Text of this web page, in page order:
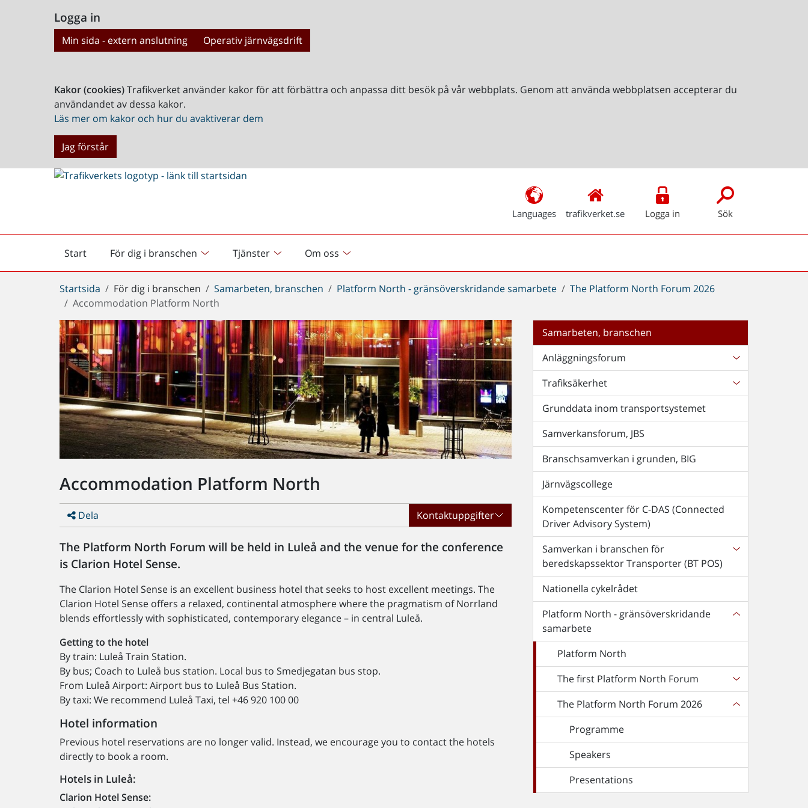
Logga in
Min sida - extern anslutning Operativ järnvägsdrift
Kakor (cookies)Trafikverket använder kakor för att förbättra och anpassa ditt besök på vår webbplats. Genom att använda webbplatsen accepterar du
användandet av dessa kakor.
Läs mer om kakor och hur du avaktiverar dem
Jag förstår
Languages trafikverket.se Logga in Sök
Start
Startsida För dig i branschen Tjänster Om oss
Du
är
här:
Startsida För dig i branschen Samarbeten, branschen Platform North - gränsöverskridande samarbete
The Platform North Forum 2026
Accommodation Platform North
Accommodation Platform North
Dela Kontaktuppgifter
The Platform North Forum will be held in Luleå and the venue for the conference
is Clarion Hotel Sense.
The Clarion Hotel Sense is an excellent business hotel that seeks to host excellent meetings. The
Clarion Hotel Sense offers a relaxed, continental atmosphere where the pragmatism of Norrland
blends effortlessly with sophisticated, contemporary elegance – in central Luleå.
Getting to the hotel
By train: Luleå Train Station.
By bus; Coach to Luleå bus station. Local bus to Smedjegatan bus stop.
From Luleå Airport: Airport bus to Luleå Bus Station.
By taxi: We recommend Luleå Taxi, tel +46 920 100 00
Hotel information
Previous hotel reservations are no longer valid. Instead, we encourage you to contact the hotels
directly to book a room.
Hotels in Luleå:
Clarion Hotel Sense:
Samarbeten, branschen
Anläggningsforum
Trafiksäkerhet
Grunddata inom transportsystemet
Samverkansforum, JBS
Branschsamverkan i grunden, BIG
Järnvägscollege
Kompetenscenter för C-DAS (Connected
Driver Advisory System)
Samverkan i branschen för
beredskapssektor Transporter (BT POS)
Nationella cykelrådet
Platform North - gränsöverskridande
samarbete
Platform North
The first Platform North Forum
The Platform North Forum 2026
Programme
Speakers
Presentations